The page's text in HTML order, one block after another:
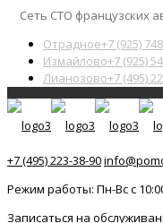
Сеть СТО французских
Отрадное+7 (925)
Измайлово+7 (925)
Лианозово+7 (495)
+7 (495) 223-38-90
Режим работы: Пн-Вс с
Записаться на